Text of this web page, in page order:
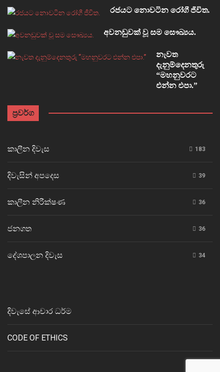
රජයට නොවටින රෝගී ජීවිත.
අවනඩුවක් වූ සම සෞඛ්‍යය.
නැවත
දැනුම්දෙනතුරු
“මහනුවරට
එන්න එපා.”
ප්‍රවර්ග
කාලීන දිවැස 183
දිවැසින් අපදෙස 39
කාලීන නිරීක්ෂණ 36
ජනගත 36
දේශපාලන දිවැස 34
දිවැසේ ආචාර ධර්ම
CODE OF ETHICS